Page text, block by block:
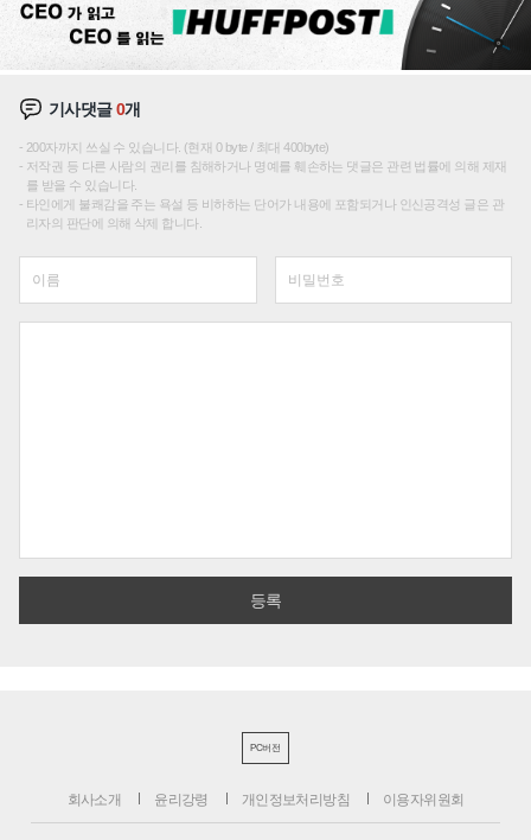
기사댓글0개
200자까지 쓰실 수 있습니다. (현재 0 byte / 최대 400byte)
저작권 등 다른 사람의 권리를 침해하거나 명예를 훼손하는 댓글은 관련 법률에 의해 제재
를 받을 수 있습니다.
타인에게 불쾌감을 주는 욕설 등 비하하는 단어가 내용에 포함되거나 인신공격성 글은 관
리자의 판단에 의해 삭제 합니다.
PC버전
회사소개 윤리강령 개인정보처리방침 이용자위원회